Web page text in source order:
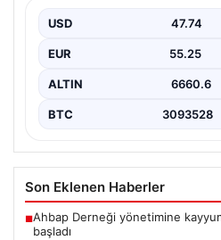
İzmir’de Menderes
Başkan Yardımcısı…
USD 47.74
EUR 55.25
ALTIN 6660.6
BTC 3093528
Son Eklenen Haberler
■Ahbap Derneği yönetimine
başladı